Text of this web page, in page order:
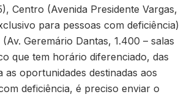
Centro (Avenida Presidente Vargas,
para pessoas com deficiência)
Geremário Dantas, 1.400 – salas
que tem horário diferenciado, das
as oportunidades destinadas aos
deficiência, é preciso enviar o